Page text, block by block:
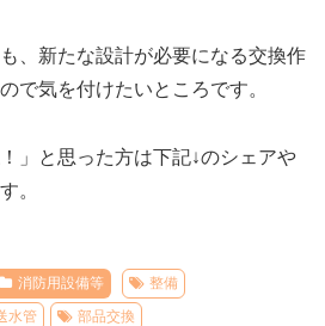
、新たな設計が必要になる交換作
で気を付けたいところです。
」と思った方は下記↓のシェアや
。
消防用設備等
整備
水管 部品交換